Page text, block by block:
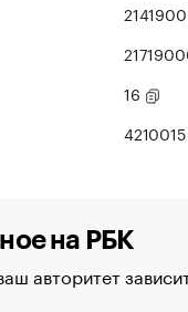
16
4210015
на РБК
авторитет